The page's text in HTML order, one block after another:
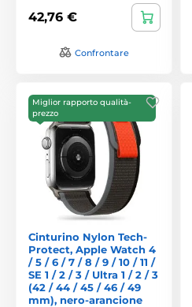
42,76 €
Confrontare
Miglior rapporto qualità-
prezzo
Cinturino Nylon Tech-
Protect, Apple Watch 4
/ 5 / 6 / 7 / 8 / 9 / 10 / 11 /
SE 1 / 2 / 3 / Ultra 1 / 2 / 3
(42 / 44 / 45 / 46 / 49
mm), nero-arancione